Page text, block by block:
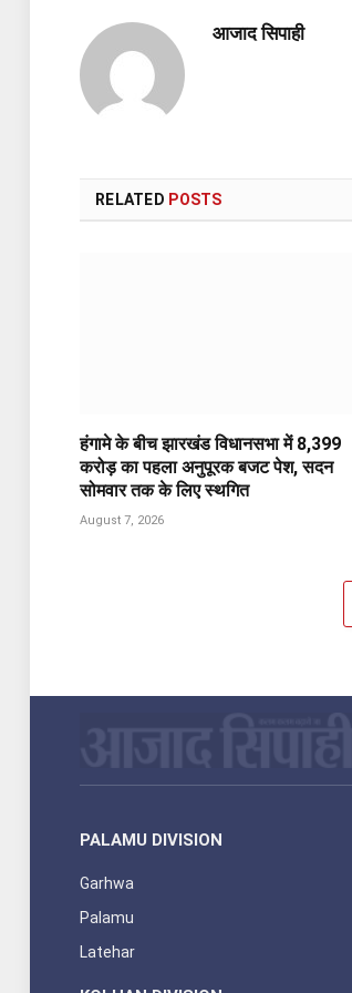
आजाद सिपाही
RELATED POSTS
हंगामे के बीच झारखंड विधानसभा में 8,399
करोड़ का पहला अनुपूरक बजट पेश, सदन
सोमवार तक के लिए स्थगित
August 7, 2026
PALAMU DIVISION
Garhwa
Palamu
Latehar